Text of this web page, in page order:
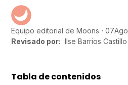
Equipo editorial de Moons 07Ago
Revisado por: Ilse Barrios Castillo
Tabla de contenidos